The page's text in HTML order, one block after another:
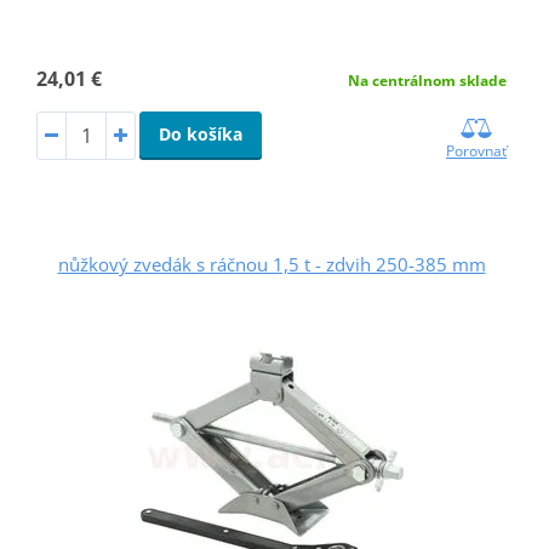
24,01 € Na centrálnom sklade
Do košíka
Porovnať
nůžkový zvedák s ráčnou 1,5 t - zdvih 250-385 mm